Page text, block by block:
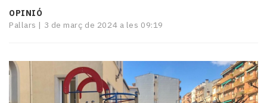
Esports
Mai
i
OPINIÓ
Pallars | 3 de març de 2024 a les 09:19